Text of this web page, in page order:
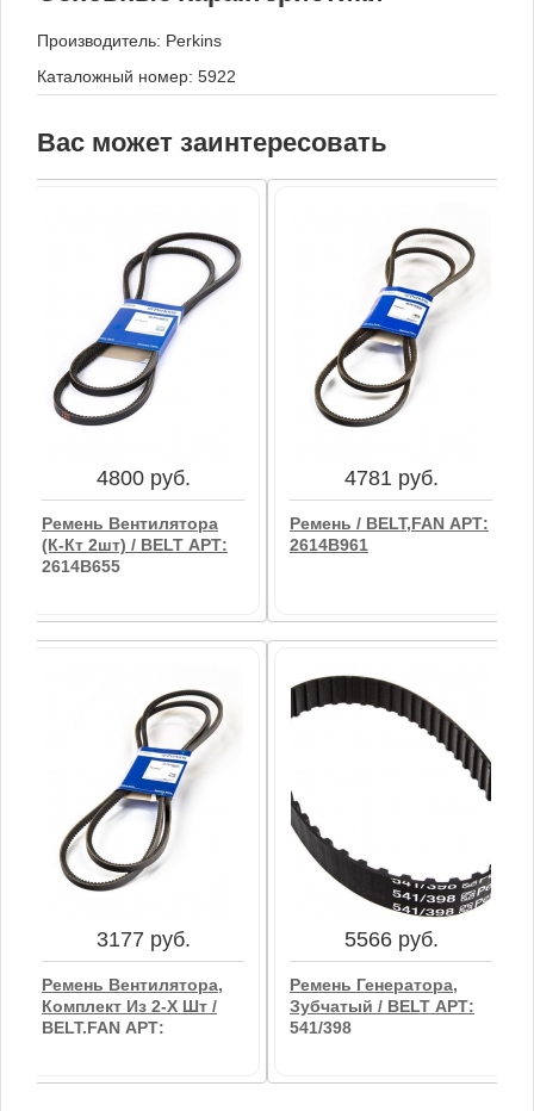
Производитель: Perkins
Каталожный номер: 5922
Вас может заинтересовать
4800 руб.
Ремень Вентилятора
(к-Кт 2шт) / BELT АРТ:
2614B655
4800 руб.
Ремень Вентилятора
(к-Кт 2шт) / BELT АРТ:
В корзину
4781 руб.
Ремень / BELT,FAN АРТ:
2614B961
Ремень / BELT,FAN АРТ:
2614B961
В корзину
3177 руб.
Ремень Вентилятора,
Комплект Из 2-Х Шт /
BELT,FAN АРТ:
5566 руб.
Ремень Генератора,
Зубчатый / BELT АРТ:
541/398